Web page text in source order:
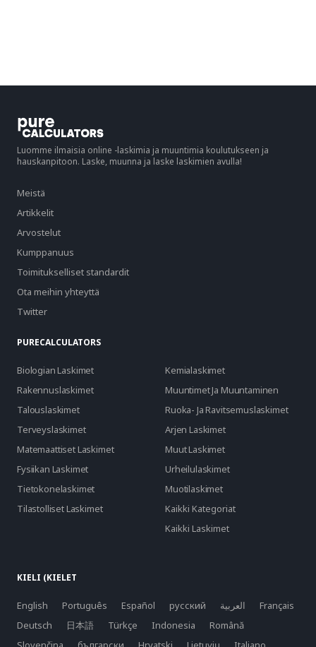
Luomme ilmaisia online -laskimia ja muuntimia koulutukseen ja
hauskanpitoon. Laske, muunna ja laske laskimien avulla!
Meistä
Artikkelit
Arvostelut
Kumppanuus
Toimitukselliset standardit
Ota meihin yhteyttä
Twitter
PURECALCULATORS
Biologian Laskimet
Kemialaskimet
Rakennuslaskimet
Muuntimet Ja Muuntaminen
Talouslaskimet
Ruoka- Ja Ravitsemuslaskimet
Terveyslaskimet
Arjen Laskimet
Matemaattiset Laskimet
Muut Laskimet
Fysiikan Laskimet
Urheilulaskimet
Tietokonelaskimet
Muotilaskimet
Tilastolliset Laskimet
Kaikki Kategoriat
Kaikki Laskimet
KIELI (KIELET
English Português Español русский العربية
Français
Deutsch
日本語 Türkçe Indonesia
Română